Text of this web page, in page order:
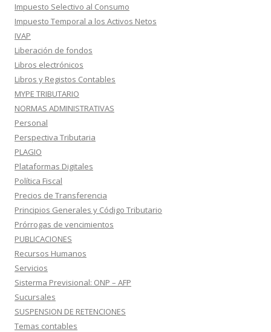
Impuesto Selectivo al Consumo
Impuesto Temporal a los Activos Netos
IVAP
Liberación de fondos
Libros electrónicos
Libros y Registos Contables
MYPE TRIBUTARIO
NORMAS ADMINISTRATIVAS
Personal
Perspectiva Tributaria
PLAGIO
Plataformas Digitales
Política Fiscal
Precios de Transferencia
Principios Generales y Código Tributario
Prórrogas de vencimientos
PUBLICACIONES
Recursos Humanos
Servicios
Sisterma Previsional: ONP – AFP
Sucursales
SUSPENSION DE RETENCIONES
Temas contables